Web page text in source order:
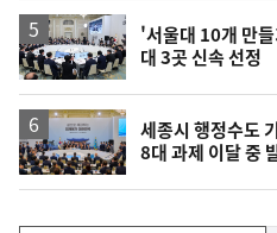
'서울대 10개 만
대 3곳 신속 선정
세종시 행정수도
8대 과제 이달 중